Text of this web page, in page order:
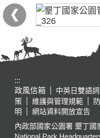
:::
政風信箱
中英日雙語
策
維護與管理規範
明
網站資料開放宣告
內政部國家公園署 墾丁國
National Park